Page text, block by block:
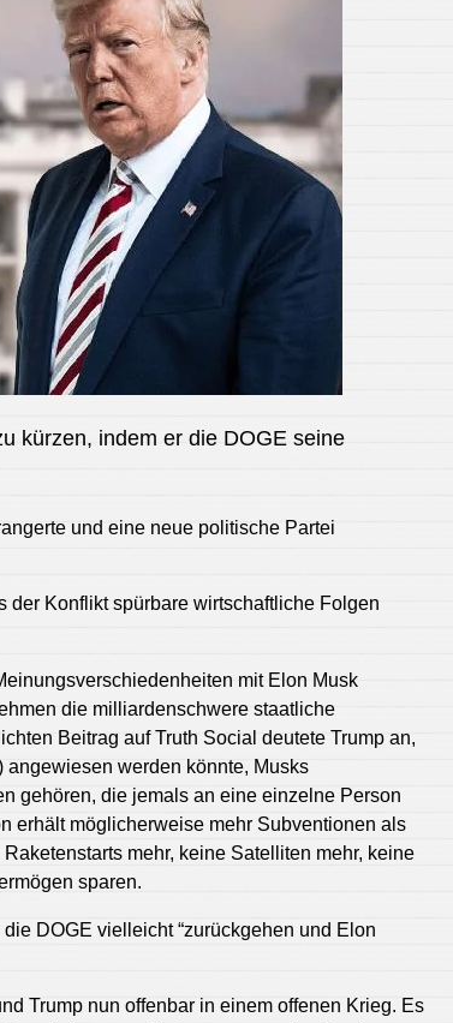
kürzen, indem er die DOGE seine
und eine neue politische Partei
der Konflikt spürbare wirtschaftliche Folgen
mit Elon Musk
die milliardenschwere staatliche
Beitrag auf Truth Social deutete Trump an,
angewiesen werden könnte, Musks
gehören, die jemals an eine einzelne Person
erhält möglicherweise mehr Subventionen als
mehr, keine Satelliten mehr, keine
sparen.
DOGE vielleicht “zurückgehen und Elon
Trump nun offenbar in einem offenen Krieg. Es